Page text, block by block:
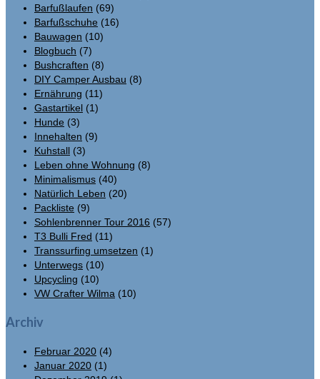
Barfußlaufen (69)
Barfußschuhe (16)
Bauwagen (10)
Blogbuch (7)
Bushcraften (8)
DIY Camper Ausbau (8)
Ernährung (11)
Gastartikel (1)
Hunde (3)
Innehalten (9)
Kuhstall (3)
Leben ohne Wohnung (8)
Minimalismus (40)
Natürlich Leben (20)
Packliste (9)
Sohlenbrenner Tour 2016 (57)
T3 Bulli Fred (11)
Transsurfing umsetzen (1)
Unterwegs (10)
Upcycling (10)
VW Crafter Wilma (10)
Archiv
Februar 2020 (4)
Januar 2020 (1)